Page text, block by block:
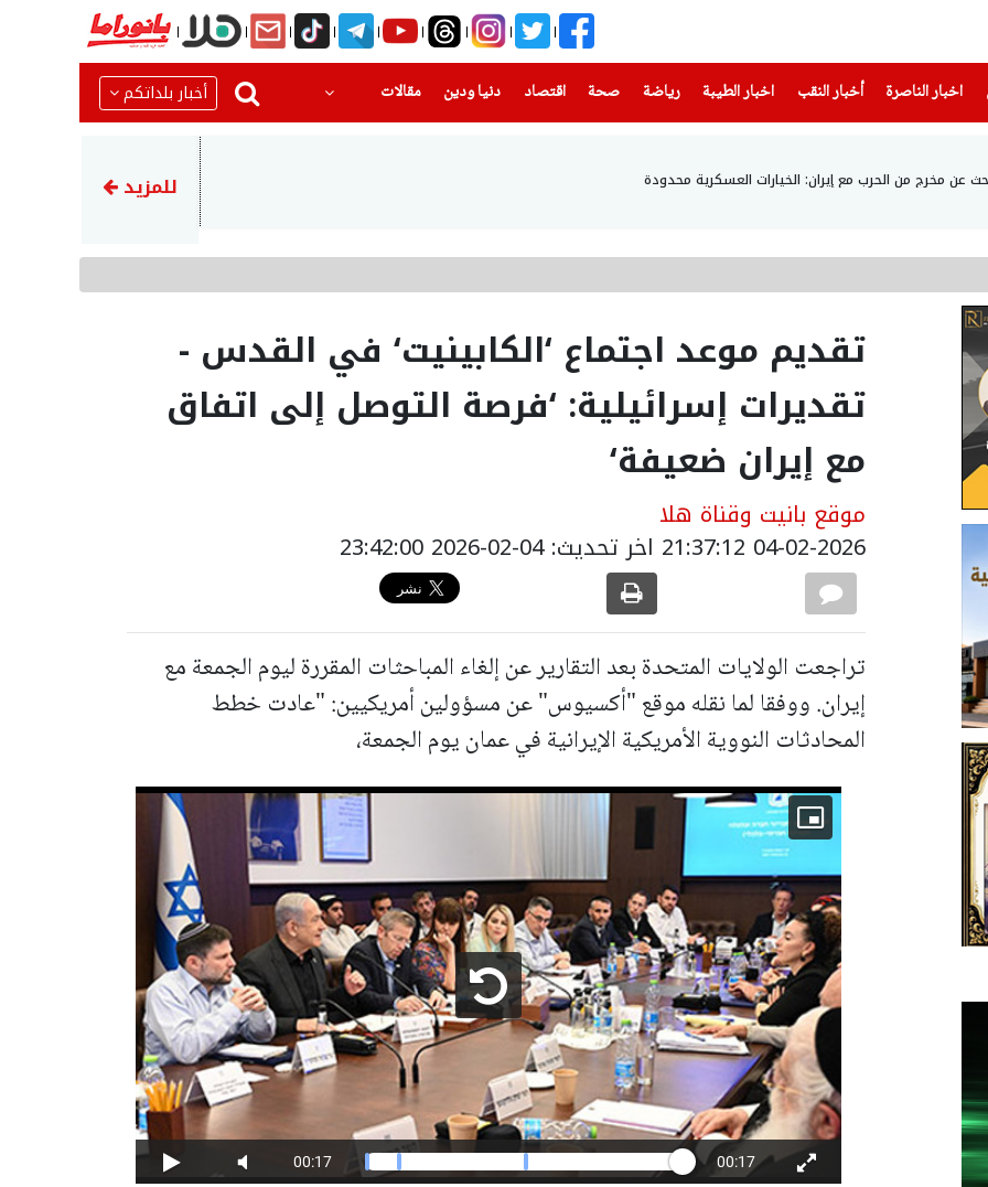
اخبار الناصرة
(current) أخبار النقب اخبار الطيبة(current) رياضة
(current) صحة(current) اقتصاد دنيا ودين
(current) مقالات أخبار بلداتكم
الحرب مع إيران: الخيارات العسكرية محدودة الحوثيون يهاجمون مأرب
للمزيد
تقديم موعد اجتماع ‘الكابينيت‘ في القدس -
تقديرات إسرائيلية: ‘فرصة التوصل إلى اتفاق
مع إيران ضعيفة‘
موقع بانيت وقناة هلا
04-02-2026 21:37:12 اخر تحديث: 04-02-2026 23:42:00
تراجعت الولايات المتحدة بعد التقارير عن إلغاء المباحثات المقررة ليوم الجمعة مع
إيران. ووفقا لما نقله موقع "أكسيوس" عن مسؤولين أمريكيين: "عادت خطط
المحادثات النووية الأمريكية الإيرانية في عمان يوم الجمعة،